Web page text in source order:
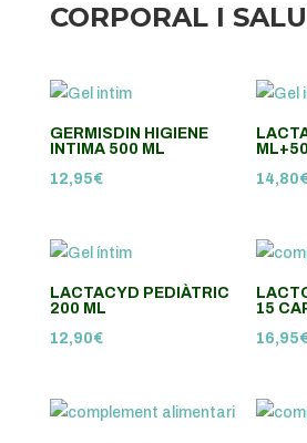
CORPORAL I
GERMISDIN HIGIENE
INTIMA 500 ML
12,95€
14,80
LACTACYD PEDIÀTRIC
200 ML
12,90€
15
16,95